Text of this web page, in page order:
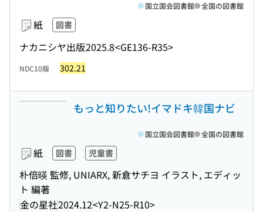
紙 図書
ナカニシヤ出版2025.8<GE136-R35>
国立国会図書館 全国の図書館
NDC10版 302.21
もっと知りたい!イマドキ韓国ナビ
紙 図書 児童書
朴倍暎 監修, UNIARX, 新倉サチヨ イラスト, エディッ
ト 編著
金の星社2024.12<Y2-N25-R10>
国立国会図書館 全国の図書館